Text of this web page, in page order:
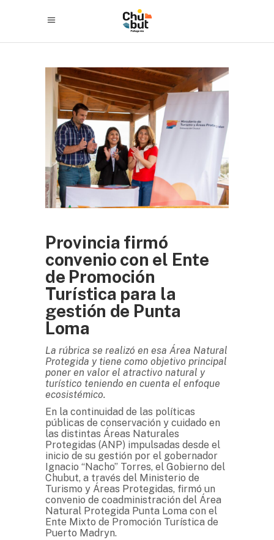
Provincia firmó
convenio con el Ente
de Promoción
Turística para la
gestión de Punta
Loma
La rúbrica se realizó en esa Área Natural
Protegida y tiene como objetivo principal
poner en valor el atractivo natural y
turístico teniendo en cuenta el enfoque
ecosistémico.
En la continuidad de las políticas
públicas de conservación y cuidado en
las distintas Áreas Naturales
Protegidas (ANP) impulsadas desde el
inicio de su gestión por el gobernador
Ignacio “Nacho” Torres, el Gobierno del
Chubut, a través del Ministerio de
Turismo y Áreas Protegidas, firmó un
convenio de coadministración del Área
Natural Protegida Punta Loma con el
Ente Mixto de Promoción Turística de
Puerto Madryn.